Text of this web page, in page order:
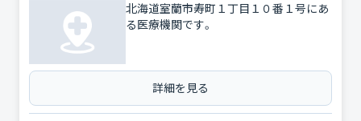
北海道室蘭市寿町１丁目１０番１号にあ
る医療機関です。
詳細を見る